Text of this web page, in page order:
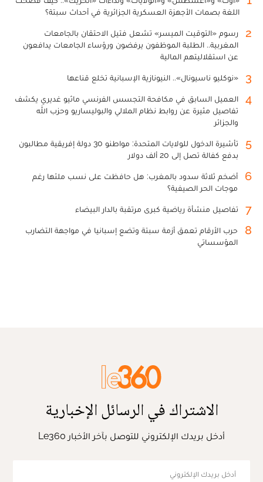
اللغة بصمات الأجهزة العسكرية الجزائرية في أحداث سبتة؟
2
رسوم «التوقيت الميسر» تشعل فتيل الاحتقان بالجامعات
المغربية.. الطلبة الموظفون يرفضون ورؤساء الجامعات يدافعون
عن استقلاليتهم المالية
3 «نوكليو ناسيونال».. النيونازية الإسبانية تخلع قناعها
4
العميل السابق في مكافحة التجسس الفرنسي ماثيو غديري يكشف
تفاصيل مثيرة عن روابط نظام الملالي والبوليساريو وحزب الله
والجزائر
5
تأشيرة الدخول للولايات المتحدة: مواطنو 30 دولة إفريقية مطالبون
بدفع كفالة تصل إلى 20 ألف دولار
6
أضخم ثلاثة سدود بالمغرب: هل حافظت على نسب ملئها رغم
موجات الحر الصيفية؟
7 تفاصيل منشأة رياضية كبرى مرتقبة بالدار البيضاء
8
حرب الأرقام تعمق أزمة سبتة وتضع إسبانيا في مواجهة التضارب
المؤسساتي
الاشتراك في الرسائل الإخبارية
أدخل بريدك الإلكتروني للتوصل بآخر الأخبار Le360